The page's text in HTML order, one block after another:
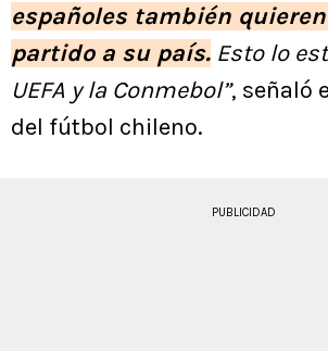
españoles también
partido a su país. Esto lo
UEFA y la Conmebol”, señaló
del fútbol chileno.
PUBLICIDAD